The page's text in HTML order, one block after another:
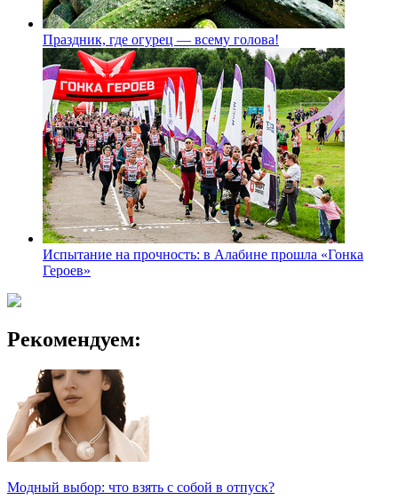
Праздник, где огурец — всему голова!
Испытание на прочность: в Алабине прошла «Гонка
Героев»
Рекомендуем:
Модный выбор: что взять с собой в отпуск?